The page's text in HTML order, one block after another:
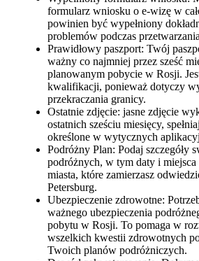
formularz wniosku o e-wizę w
powinien być wypełniony
problemów podczas
Prawidłowy paszport: Twój
ważny co najmniej przez sześć
planowanym pobycie w Rosji.
kwalifikacji, ponieważ dotyczy
przekraczania granicy.
Ostatnie zdjęcie: jasne zdjęcie
ostatnich sześciu miesięcy,
określone w wytycznych
Podróżny Plan: Podaj szczegóły
podróżnych, w tym daty i
miasta, które zamierzasz
Petersburg.
Ubezpieczenie zdrowotne:
ważnego ubezpieczenia
pobytu w Rosji. To pomaga w
wszelkich kwestii zdrowotnych
Twoich planów podróżniczych.